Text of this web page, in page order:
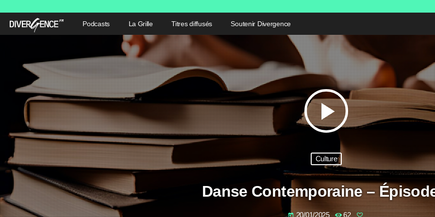
Podcasts La Grille Titres diffusés Soutenir Divergence
play_arrow
Culture
Danse Contemporaine –
today 20/01/2025 62